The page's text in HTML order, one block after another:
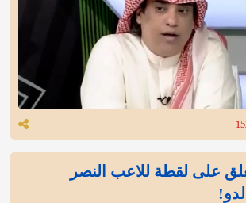
على لقطة للاعب النصر